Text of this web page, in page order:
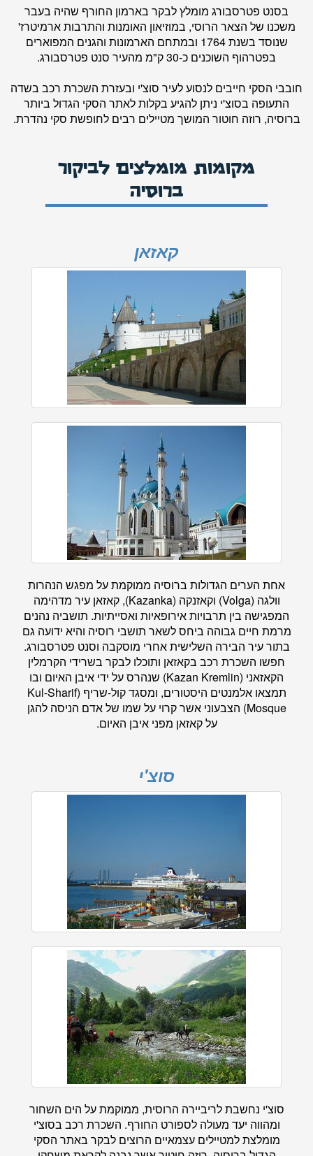
בסנט פטרסבורג מומלץ לבקר בארמון החורף שהיה בעבר
משכנו של הצאר הרוסי, במוזיאון האומנות והתרבות ארמיטרז'
שנוסד בשנת 1764 ובמתחם הארמונות והגנים המפוארים
בפטרהוף השוכנים כ-30 ק"מ מהעיר סנט פטרסבורג.
חובבי הסקי חייבים לנסוע לעיר סוצ'י ובעזרת השכרת רכב בשדה
התעופה בסוצ'י ניתן להגיע בקלות לאתר הסקי הגדול ביותר
ברוסיה, רוזה חוטור המושך מטיילים רבים לחופשת סקי נהדרת.
מקומות מומלצים לביקור
ברוסיה
קאזאן
אחת הערים הגדולות ברוסיה ממוקמת על מפגש הנהרות
וולגה (Volga) וקאזנקה (Kazanka), קאזאן עיר מדהימה
המפגישה בין תרבויות אירופאיות ואסייתיות. תושביה נהנים
מרמת חיים גבוהה ביחס לשאר תושבי רוסיה והיא ידועה גם
בתור עיר הבירה השלישית אחרי מוסקבה וסנט פטרסבורג.
חפשו השכרת רכב בקאזאן ותוכלו לבקר בשרידי הקרמלין
הקאזאני (Kazan Kremlin) שנהרס על ידי איבן האיום ובו
תמצאו אלמנטים היסטורים, ומסגד קול-שריף (Kul-Sharif
Mosque) הצבעוני אשר קרוי על שמו של אדם הניסה להגן
על קאזאן מפני איבן האיום.
סוצ'י
סוצ'י נחשבת לריביירה הרוסית, ממוקמת על הים השחור
ומהווה יעד מעולה לספורט החורף. השכרת רכב בסוצ'י
מומלצת למטיילים עצמאיים הרוצים לבקר באתר הסקי